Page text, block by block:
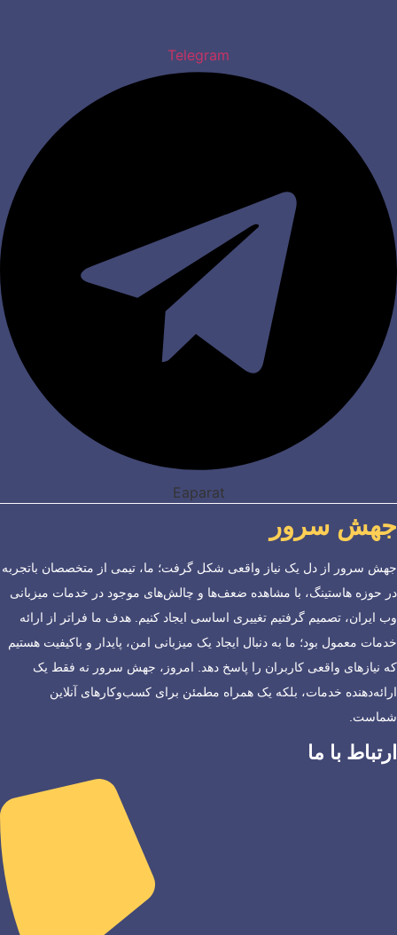
Telegram
Eaparat
جهش سرور
جهش سرور از دل یک نیاز واقعی شکل گرفت؛ ما، تیمی از متخصصان باتجربه
در حوزه هاستینگ، با مشاهده ضعف‌ها و چالش‌های موجود در خدمات میزبانی
وب ایران، تصمیم گرفتیم تغییری اساسی ایجاد کنیم. هدف ما فراتر از ارائه
خدمات معمول بود؛ ما به دنبال ایجاد یک میزبانی امن، پایدار و باکیفیت هستیم
که نیازهای واقعی کاربران را پاسخ دهد. امروز، جهش سرور نه فقط یک
ارائه‌دهنده خدمات، بلکه یک همراه مطمئن برای کسب‌وکارهای آنلاین
شماست.
ارتباط با ما